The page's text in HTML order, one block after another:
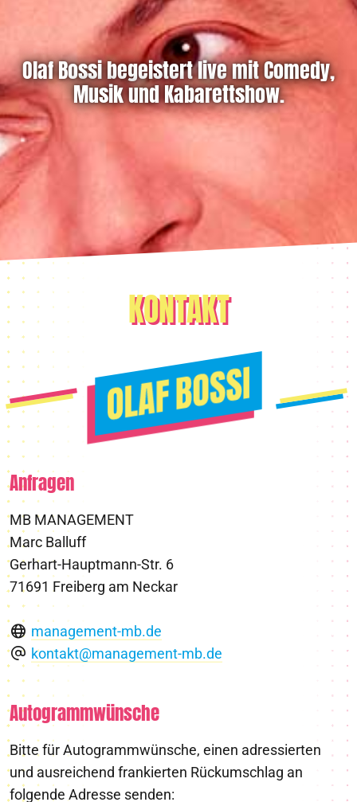
Olaf Bossi begeistert live mit Comedy,
Musik und Kabarettshow.
KONTAKT
Anfragen
MB MANAGEMENT
Marc Balluff
Gerhart-Hauptmann-Str. 6
71691 Freiberg am Neckar
management-mb.de
kontakt@management-mb.de
Autogrammwünsche
Bitte für Autogrammwünsche, einen adressierten
und ausreichend frankierten Rückumschlag an
folgende Adresse senden: